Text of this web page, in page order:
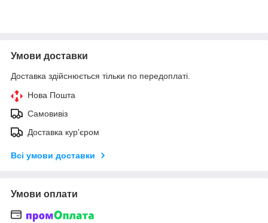
Умови доставки
Доставка здійснюється тільки по передоплаті.
Нова Пошта
Самовивіз
Доставка кур'єром
Всі умови доставки
Умови оплати